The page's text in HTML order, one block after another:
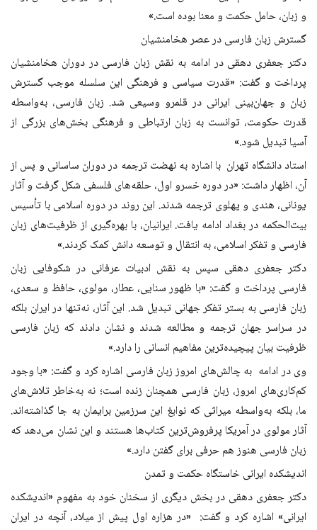
و زبان، حامل حکمت و معنا بوده است.»
گسترش زبان فارسی در عصر هخامنشیان
دکتر جعفری دهقی در ادامه به نقش زبان فارسی در دوران هخامنشیان
پرداخت و گفت: «قدرت سیاسی و فرهنگی این سلسله موجب گسترش
زبان و جهان‌بینی ایرانی در قلمرو وسیعی شد. زبان فارسی، به‌واسطه
قدرت حکومت، توانست به زبان ارتباطی و فرهنگی بخش‌های بزرگی از
آسیا تبدیل شود.»
استاد دانشگاه تهران با اشاره به نهضت ترجمه در دوران ساسانی و پس از
آن، اظهار داشت: «در دوره خسرو اول، حلقه‌های فلسفی شکل گرفت و آثار
یونانی، هندی و پهلوی ترجمه شدند. این روند در دوره اسلامی با تأسیس
بیت‌الحکمه در بغداد ادامه یافت. ایرانیان، با بهره‌گیری از ظرفیت‌های زبان
فارسی و تفکر اسلامی، به انتقال و توسعه دانش کمک کردند.»
دکتر جعفری دهقی سپس به نقش ادبیات عرفانی در شکوفایی زبان
فارسی پرداخت و گفت: «با ظهور سنایی، عطار، مولوی، حافظ و سعدی،
زبان فارسی به بستر تفکر جهانی تبدیل شد. این آثار، نه‌تنها در ایران بلکه
در سراسر جهان ترجمه و مطالعه شدند و نشان دادند که زبان فارسی
ظرفیت بیان پیچیده‌ترین مفاهیم انسانی را دارد.»
وی در ادامه به چالش‌های امروز زبان فارسی اشاره کرد و گفت: «با وجود
کم‌کاری‌های امروز، زبان فارسی همچنان زنده است؛ نه به‌خاطر تلاش‌های
ما، بلکه به‌واسطه میراثی که نوابغ این سرزمین برایمان به جا گذاشته‌اند.
آثار مولوی در آمریکا پرفروش‌ترین کتاب‌ها هستند و این نشان می‌دهد که
زبان فارسی هنوز هم حرفی برای گفتن دارد.»
اندیشکده ایرانی خاستگاه حکمت و تمدن
دکتر جعفری دهقی در بخش دیگری از سخنان خود به مفهوم «اندیشکده
ایرانی» اشاره کرد و گفت: «در هزاره اول پیش از میلاد، آنچه در ایران